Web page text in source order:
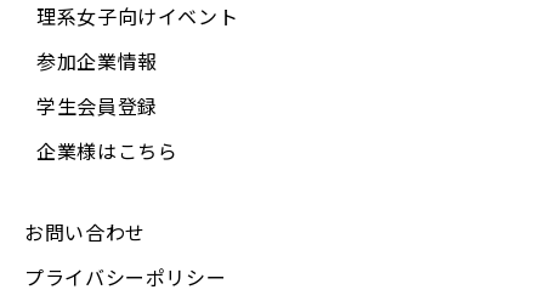
理系女子向けイベント
参加企業情報
学生会員登録
企業様はこちら
お問い合わせ
プライバシーポリシー